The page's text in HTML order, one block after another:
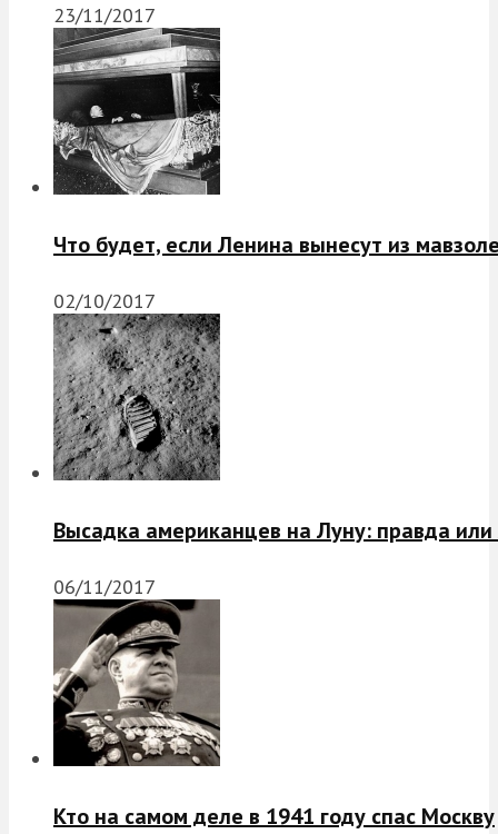
23/11/2017
Что будет, если Ленина вынесут из
02/10/2017
Высадка американцев на Луну: правда
06/11/2017
Кто на самом деле в 1941 году спас Москву